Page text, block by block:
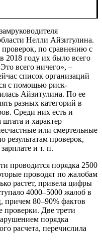
Нелли Айзитулина.
по сравнению с
2018 году их было всего
всего ничего», –
список организаций
с помощью риск-
Айзитулина. По ее
разных категорий в
Среди них есть и
и характер
или смертельные
результатам проверок,
и т. п.
проводится порядка 2500
проводят по жалобам
растет, привела цифры
4000–5000 жалоб в
причем 80–90% фактов
проверки. Две трети
порядка
расчета, перечислила